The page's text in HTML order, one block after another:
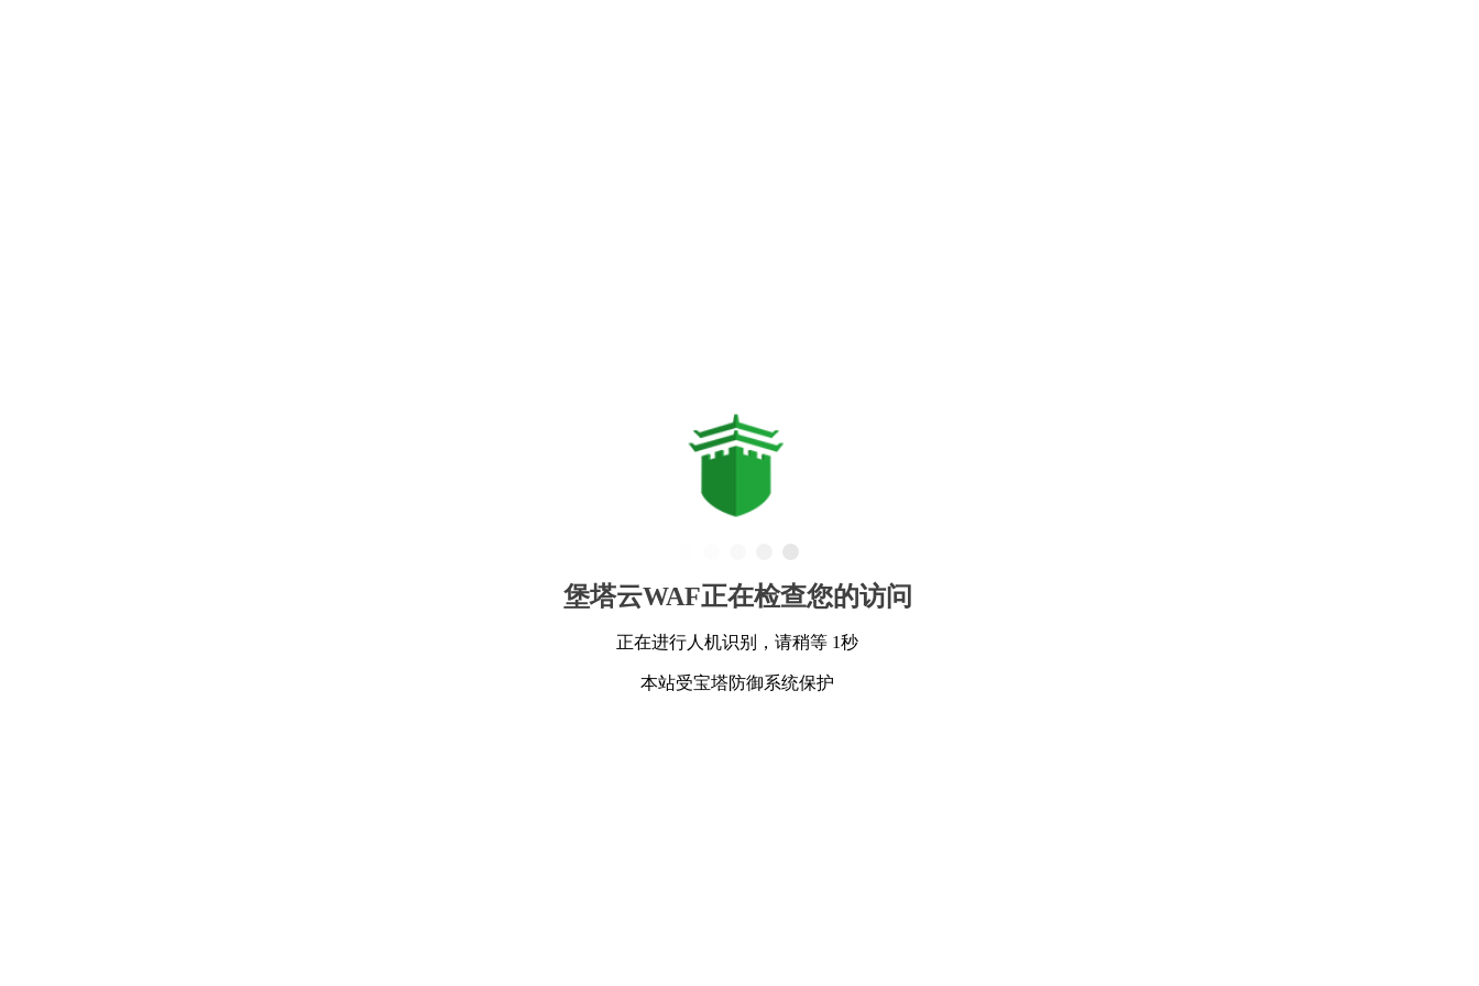
堡塔云WAF正在检查您的访问
正在进行人机识别，请稍等 1秒
本站受宝塔防御系统保护